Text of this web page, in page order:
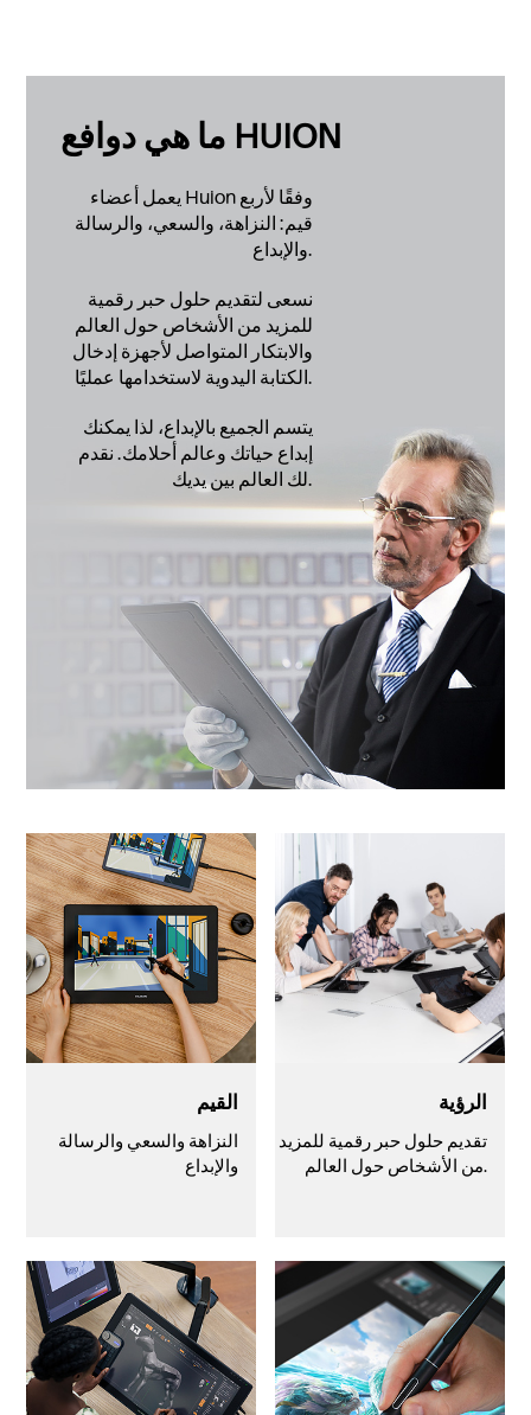
ما هي دوافع HUION
يعمل أعضاء Huion وفقًا لأربع
قيم: النزاهة، والسعي، والرسالة
والإبداع.
نسعى لتقديم حلول حبر رقمية
للمزيد من الأشخاص حول العالم
والابتكار المتواصل لأجهزة إدخال
الكتابة اليدوية لاستخدامها عمليًا.
يتسم الجميع بالإبداع، لذا يمكنك
إبداع حياتك وعالم أحلامك. نقدم
لك العالم بين يديك.
القيم
النزاهة والسعي والرسالة
والإبداع
الرؤية
تقديم حلول حبر رقمية للمزيد
من الأشخاص حول العالم.